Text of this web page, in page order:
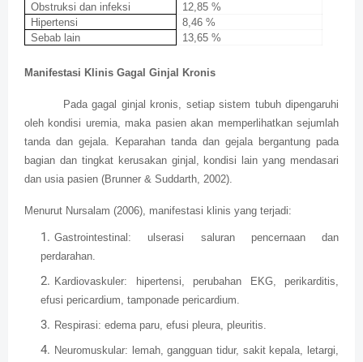
Obstruksi dan infeksi
12,85 %
Hipertensi
8,46 %
Sebab lain
13,65 %
Manifestasi Klinis Gagal Ginjal Kronis
Pada gagal ginjal kronis, setiap sistem tubuh dipengaruhi
oleh kondisi uremia, maka pasien akan memperlihatkan sejumlah
tanda dan gejala. Keparahan tanda dan gejala bergantung pada
bagian dan tingkat kerusakan ginjal, kondisi lain yang mendasari
dan usia pasien (Brunner & Suddarth, 2002).
Menurut Nursalam (2006), manifestasi klinis yang terjadi:
Gastrointestinal: ulserasi saluran pencernaan dan
perdarahan.
Kardiovaskuler: hipertensi, perubahan EKG, perikarditis,
efusi pericardium, tamponade pericardium.
Respirasi: edema paru, efusi pleura, pleuritis.
Neuromuskular: lemah, gangguan tidur, sakit kepala, letargi,